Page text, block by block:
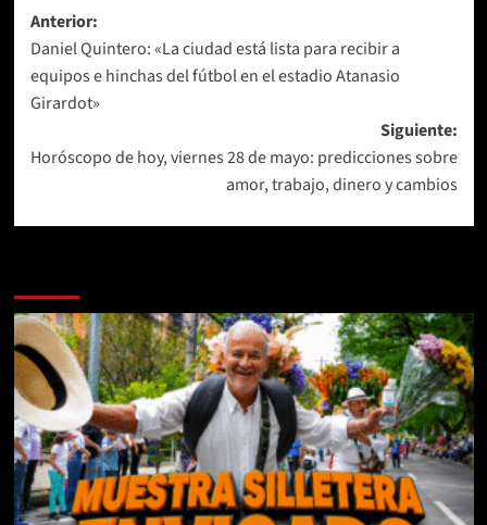
Navegación
de
entradas
Anterior:
Daniel Quintero: «La ciudad está lista para recibir a
equipos e hinchas del fútbol en el estadio Atanasio
Girardot»
Siguiente:
Horóscopo de hoy, viernes 28 de mayo: predicciones sobre
amor, trabajo, dinero y cambios